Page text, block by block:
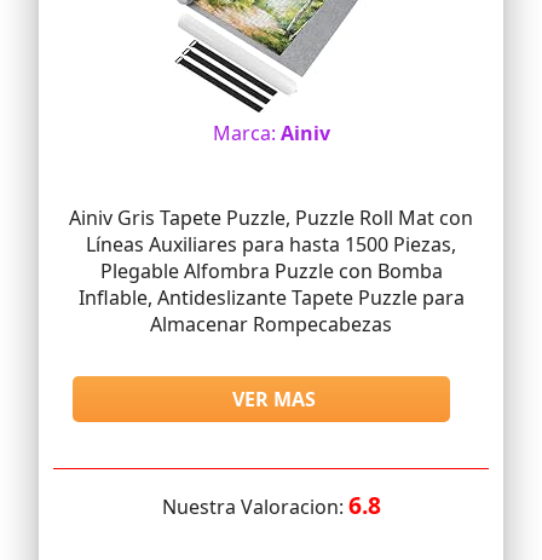
Marca: Ainiv
Ainiv Gris Tapete Puzzle, Puzzle Roll Mat con
Líneas Auxiliares para hasta 1500 Piezas,
Plegable Alfombra Puzzle con Bomba
Inflable, Antideslizante Tapete Puzzle para
Almacenar Rompecabezas
VER MAS
Nuestra Valoracion: 6.8